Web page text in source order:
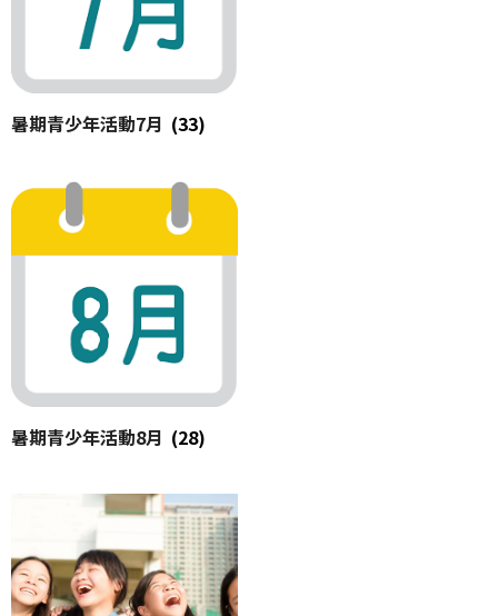
暑期青少年活動7月 (33)
暑期青少年活動8月 (28)